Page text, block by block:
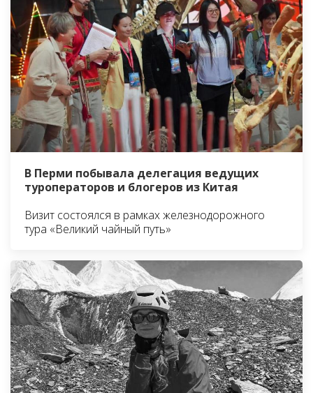
В Перми побывала делегация ведущих
туроператоров и блогеров из Китая
Визит состоялся в рамках железнодорожного
тура «Великий чайный путь»